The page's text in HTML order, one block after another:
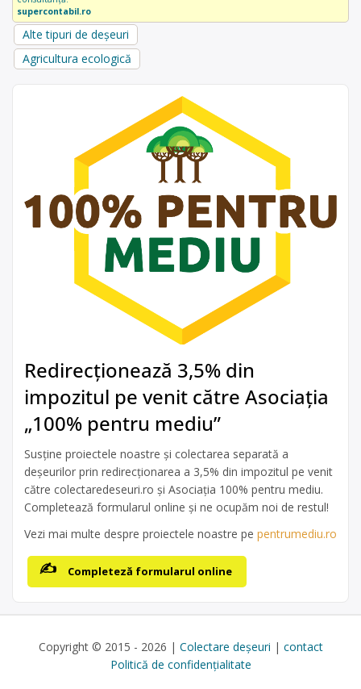
supercontabil.ro
Alte tipuri de deșeuri
Agricultura ecologică
Redirecționează 3,5% din
impozitul pe venit către Asociația
„100% pentru mediu”
Susține proiectele noastre și colectarea separată a
deșeurilor prin redirecționarea a 3,5% din impozitul pe venit
către colectaredeseuri.ro și Asociația 100% pentru mediu.
Completează formularul online și ne ocupăm noi de restul!
Vezi mai multe despre proiectele noastre pe pentrumediu.ro
Completeză formularul online
Copyright © 2015 - 2026 | Colectare deșeuri | contact
Politică de confidențialitate